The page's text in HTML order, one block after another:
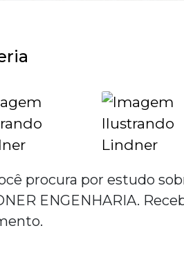
procura por estudo
ENGENHARIA.